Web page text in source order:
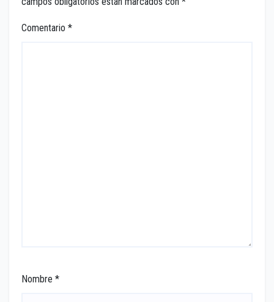
Comentario *
Nombre *